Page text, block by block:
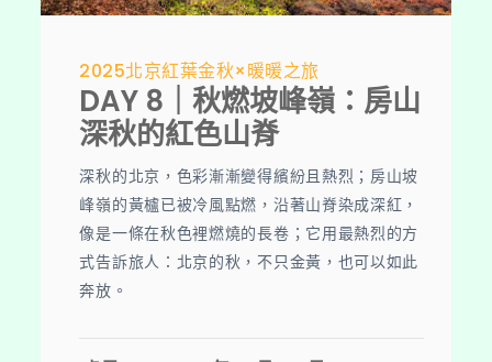
2025北京紅葉金秋×暖暖之旅
DAY 8｜秋燃坡峰嶺：房山
深秋的紅色山脊
深秋的北京，色彩漸漸變得繽紛且熱烈；房山坡
峰嶺的黃櫨已被冷風點燃，沿著山脊染成深紅，
像是一條在秋色裡燃燒的長卷；它用最熱烈的方
式告訴旅人：北京的秋，不只金黃，也可以如此
奔放。